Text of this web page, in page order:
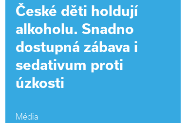
České děti holdují
alkoholu. Snadno
dostupná zábava i
sedativum proti
úzkosti
Média